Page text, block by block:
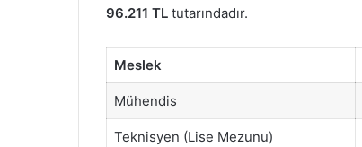
96.211 TL tutarındadır.
Meslek
Mühendis
Teknisyen (Lise Mezunu)